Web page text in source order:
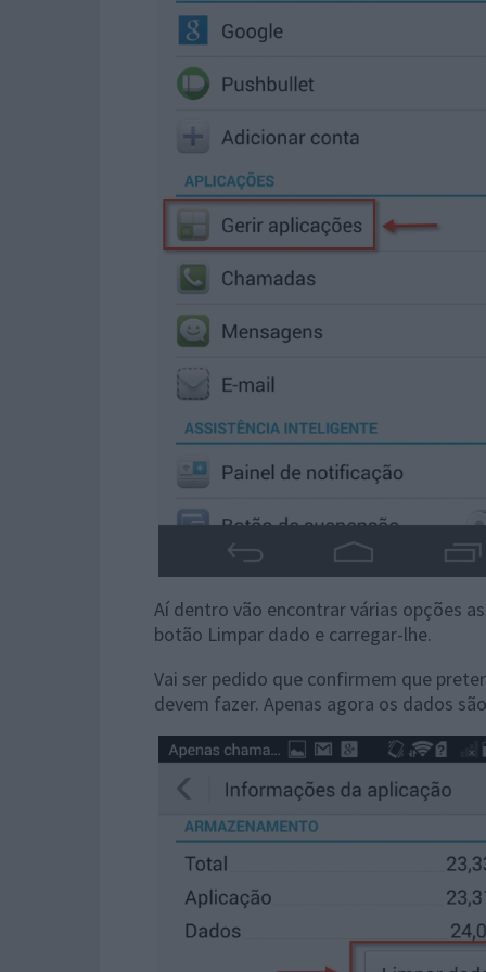
Aí dentro vão encontrar várias opções
botão Limpar dado e carregar-lhe.
Vai ser pedido que confirmem que
devem fazer. Apenas agora os dados